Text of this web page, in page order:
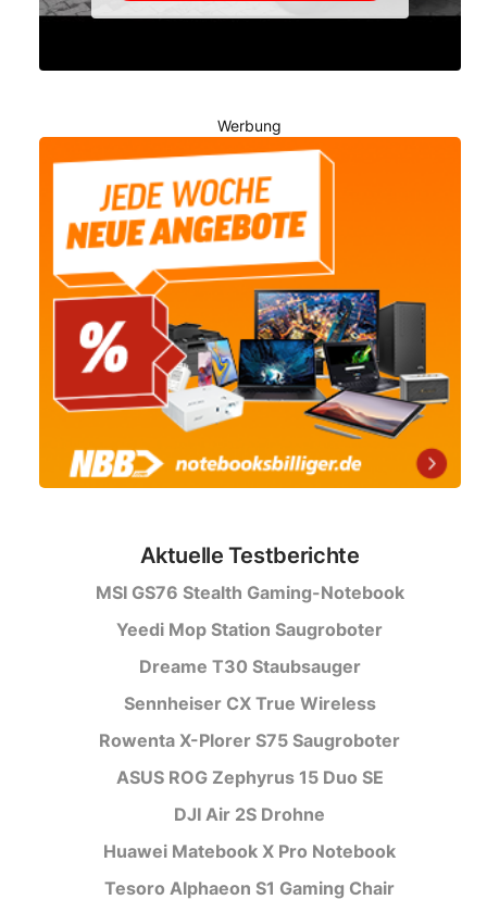
Werbung
Aktuelle Testberichte
MSI GS76 Stealth Gaming-Notebook
Yeedi Mop Station Saugroboter
Dreame T30 Staubsauger
Sennheiser CX True Wireless
Rowenta X-Plorer S75 Saugroboter
ASUS ROG Zephyrus 15 Duo SE
DJI Air 2S Drohne
Huawei Matebook X Pro Notebook
Tesoro Alphaeon S1 Gaming Chair